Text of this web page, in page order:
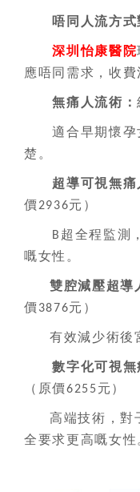
唔同人流方
深圳怡康醫院
應唔同需求，收費
無痛人流術 ：
適合早期懷孕
楚。
超導可視無痛
價2936元 ）
B 超全程監測
嘅女性。
雙腔減壓超導
價3876元 ）
有效減少術後
數字化可視無
（ 原價6255 元 ）
高端技術，對
全要求更高嘅女性